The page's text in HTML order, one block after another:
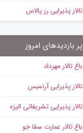
تالار پذیرایی رز پالاس
پر بازدیدهای امروز
باغ تالار مهرداد
تالار پذیرایی آرتمیس
تالار پذیرایی تشریفاتی الیزه
باغ تالار عمارت صفا جو